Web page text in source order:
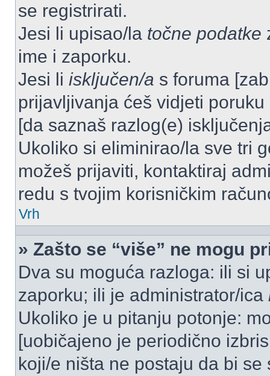
se registrirati.
Jesi li upisao/la točne podatke
ime i zaporku.
Jesi li isključen/a s foruma
prijavljivanja ćeš vidjeti
[da saznaš razlog(e)
Ukoliko si eliminirao/la sve tri
možeš prijaviti, kontaktiraj
redu s tvojim korisničkim
Vrh
» Zašto se “više” ne mogu
Dva su moguća razloga: ili si
zaporku; ili je administrator/ica
Ukoliko je u pitanju potonje:
[uobičajeno je periodično
koji/e ništa ne postaju da bi